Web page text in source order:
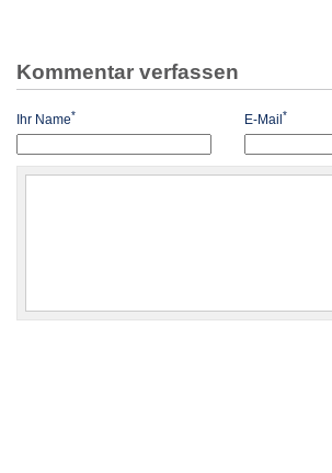
Kommentar verfassen
Ihr Name* E-Mail*